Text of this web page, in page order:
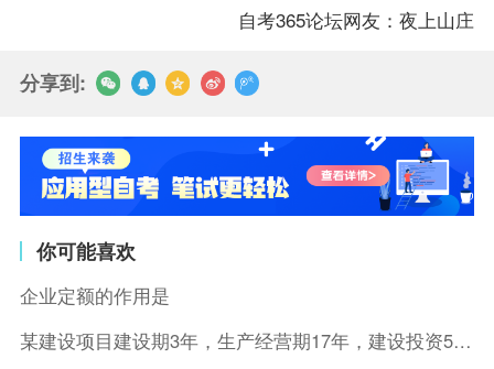
自考365论坛网友：夜上山庄
分享到:
你可能喜欢
企业定额的作用是
某建设项目建设期3年，生产经营期17年，建设投资5500万元